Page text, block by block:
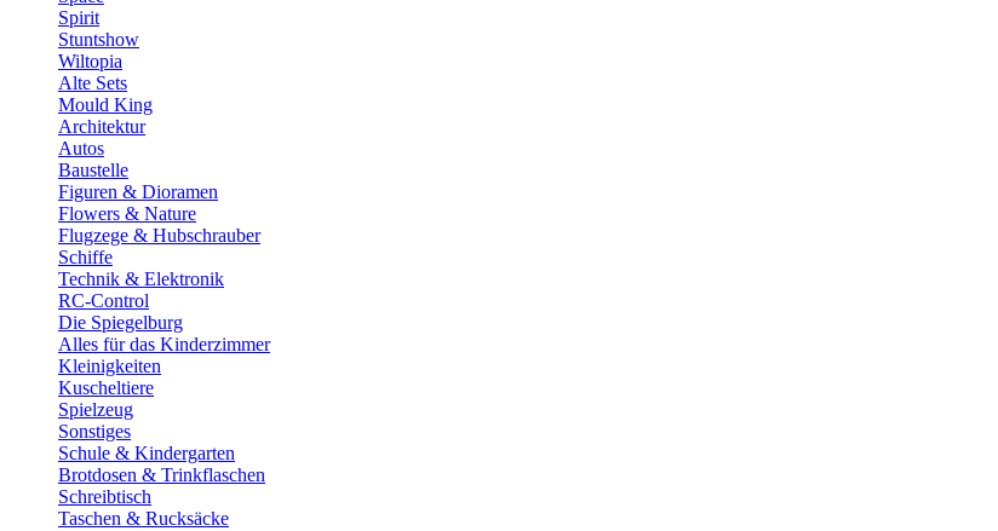
Spirit
Stuntshow
Wiltopia
Alte Sets
Mould King
Architektur
Autos
Baustelle
Figuren & Dioramen
Flowers & Nature
Flugzege & Hubschrauber
Schiffe
Technik & Elektronik
RC-Control
Die Spiegelburg
Alles für das Kinderzimmer
Kleinigkeiten
Kuscheltiere
Spielzeug
Sonstiges
Schule & Kindergarten
Brotdosen & Trinkflaschen
Schreibtisch
Taschen & Rucksäcke